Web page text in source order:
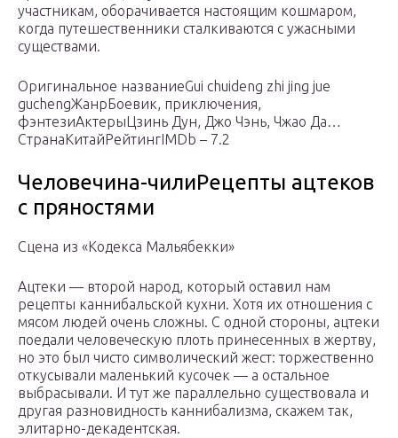
участникам, оборачивается настоящим кошмаром,
когда путешественники сталкиваются с ужасными
существами.
Оригинальное названиеGui chuideng zhi jing jue
guchengЖанрБоевик, приключения,
фэнтезиАктерыЦзинь Дун, Джо Чэнь, Чжао Да…
СтранаКитайРейтингIMDb – 7.2
Человечина-чилиРецепты ацтеков
с пряностями
Сцена из «Кодекса Мальябекки»
Ацтеки — второй народ, который оставил нам
рецепты каннибальской кухни. Хотя их отношения с
мясом людей очень сложны. С одной стороны, ацтеки
поедали человеческую плоть принесенных в жертву,
но это был чисто символический жест: торжественно
откусывали маленький кусочек — а остальное
выбрасывали. И тут же параллельно существовала и
другая разновидность каннибализма, скажем так,
элитарно-декадентская.